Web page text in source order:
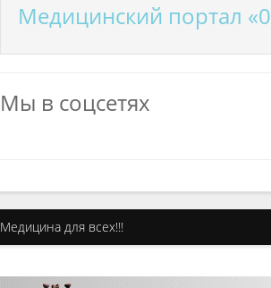
Медицинский портал
Мы в соцсетях
Медицина для всех!!!